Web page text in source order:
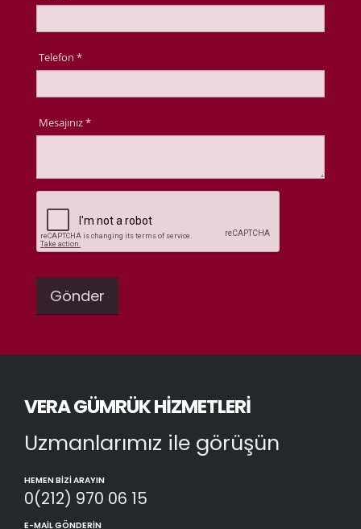
Telefon *
Mesajınız *
VERA GÜMRÜK HIZMETLERI
Uzmanlarımız ile görüşün
HEMEN BIZI ARAYIN
0(212) 970 06 15
E-MAIL GÖNDERIN